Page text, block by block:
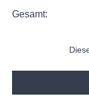
Gesamt: